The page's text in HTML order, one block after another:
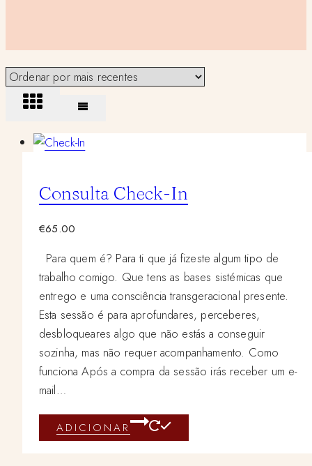
Consulta Check-In
€65.00
Para quem é? Para ti que já fizeste algum tipo de
trabalho comigo. Que tens as bases sistémicas que
entrego e uma consciência transgeracional presente.
Esta sessão é para aprofundares, perceberes,
desbloqueares algo que não estás a conseguir
sozinha, mas não requer acompanhamento. Como
funciona Após a compra da sessão irás receber um e-
mail…
ADICIONAR